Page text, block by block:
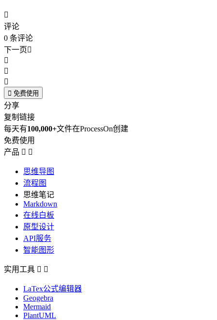

评论
0 条评论
下一页



 免费使用
分享
复制链接
每天有100,000+文件在ProcessOn创建
免费使用
产品  
思维导图
流程图
思维笔记
Markdown
在线白板
原型设计
API服务
智能图形
实用工具  
LaTex公式编辑器
Geogebra
Mermaid
PlantUML